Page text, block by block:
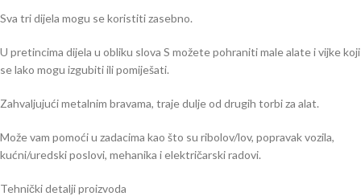
Sva tri dijela mogu se koristiti zasebno.
U pretincima dijela u obliku slova S možete pohraniti male alate i vijke koji
se lako mogu izgubiti ili pomiješati.
Zahvaljujući metalnim bravama, traje dulje od drugih torbi za alat.
Može vam pomoći u zadacima kao što su ribolov/lov, popravak vozila,
kućni/uredski poslovi, mehanika i električarski radovi.
Tehnički detalji proizvoda